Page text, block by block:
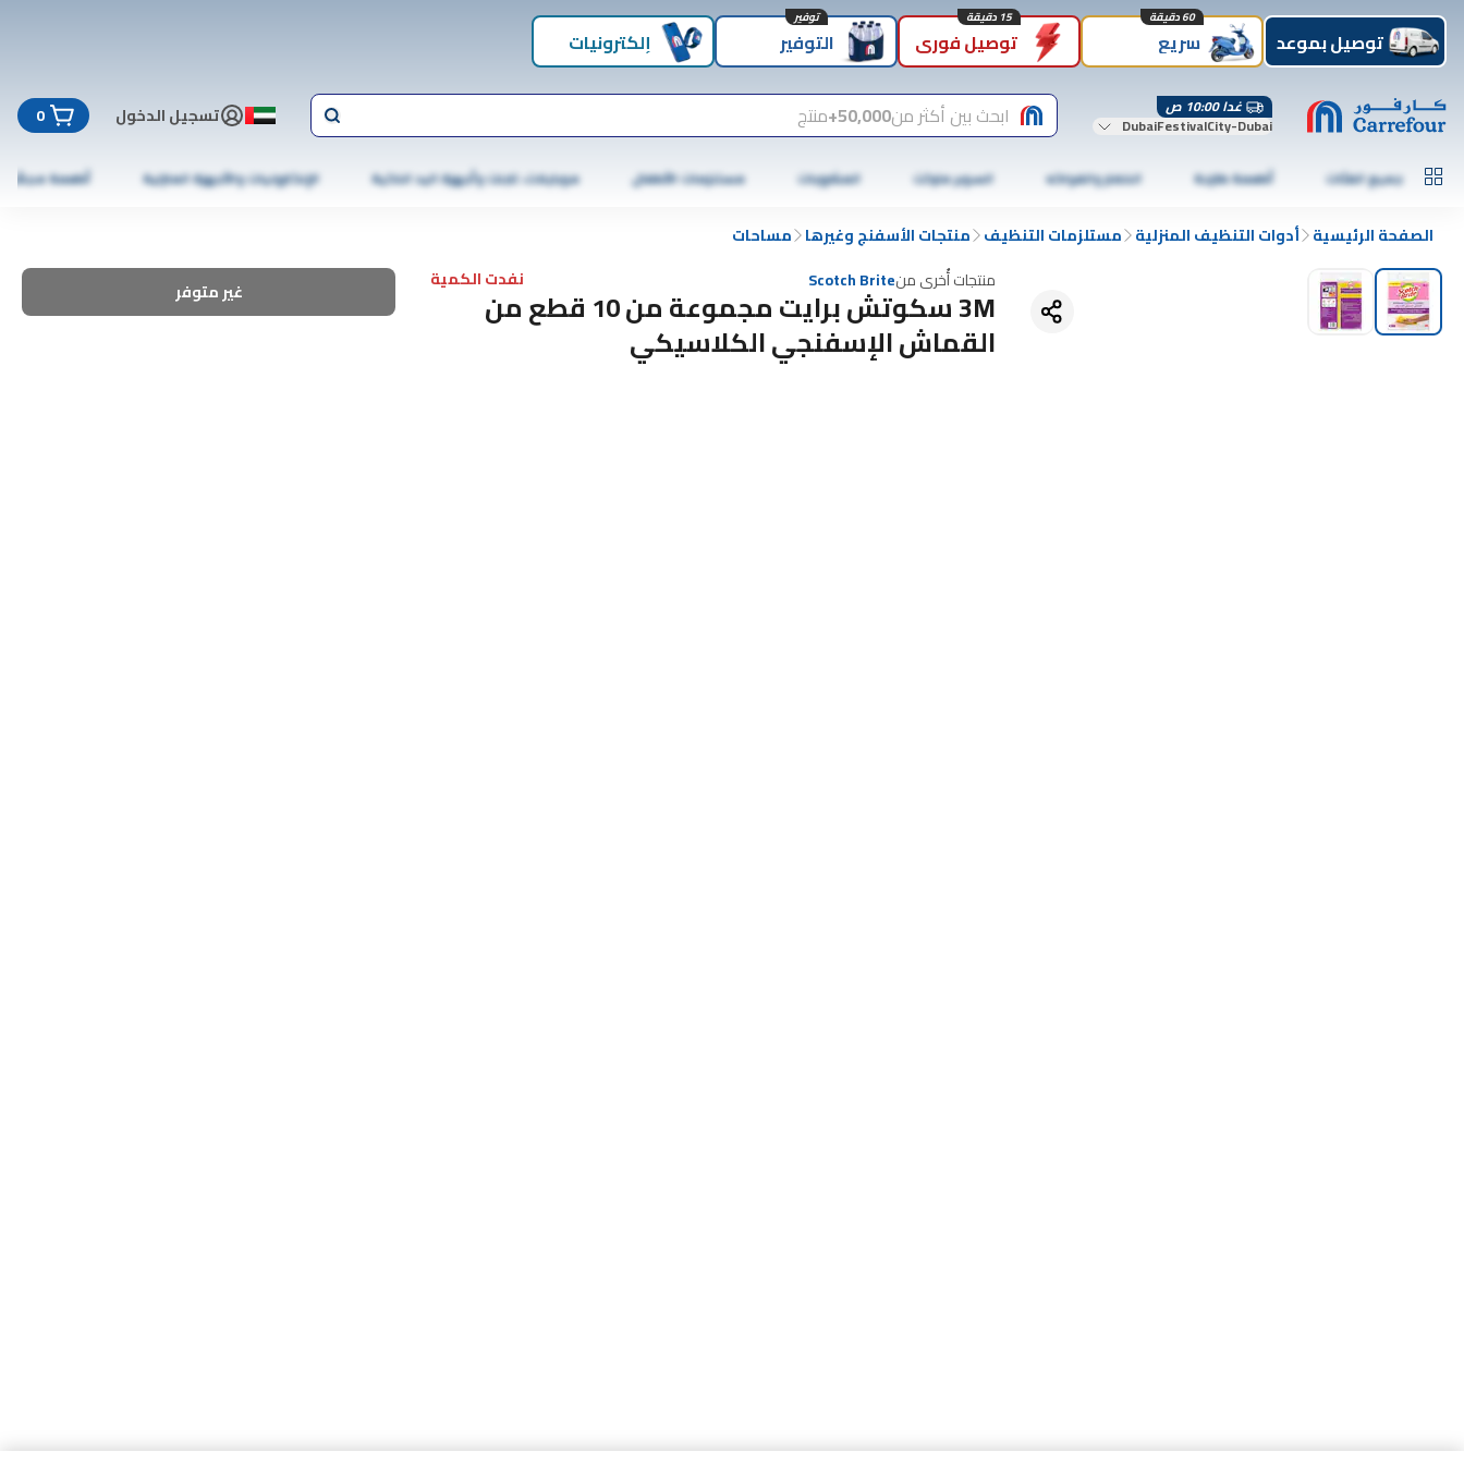
توصيل بموعد سريع
60 دقيقة
توصيل فوري
15 دقيقة
التوفير
توفير
إلكترونيات
غدا 10:00 ص
DubaiFestivalCity-Dubai ابحث بين أكثر من50,000+ منتج تسجيل الدخول 0
جميع الفئات أطعمة طازجة الخضار والفواكه السوبر ماركت المشروبات مستلزمات الأطفال موبايلات، تابلت وأجهزة اليد الذكية الإلكترونيات والأجهزة المنزلية أطعمة مجمّدة
الصفحة الرئيسية أدوات التنظيف المنزلية مستلزمات التنظيف منتجات الأسفنج وغيرها مساحات
منتجات أُخرى منScotch Brite نفدت الكمية
3M سكوتش برايت مجموعة من 10 قطع من
القماش الإسفنجي الكلاسيكي
غير متوفر